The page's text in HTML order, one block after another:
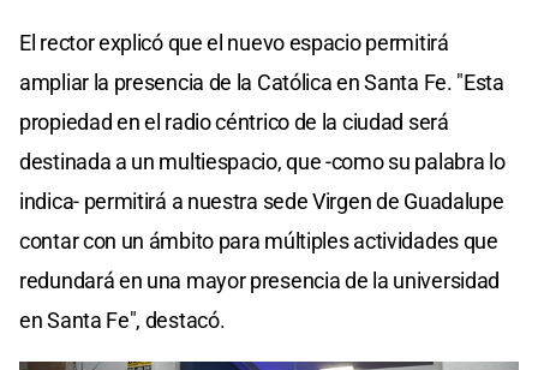
El rector explicó que el nuevo espacio permitirá
ampliar la presencia de la Católica en Santa Fe. "Esta
propiedad en el radio céntrico de la ciudad será
destinada a un multiespacio, que -como su palabra lo
indica- permitirá a nuestra sede Virgen de Guadalupe
contar con un ámbito para múltiples actividades que
redundará en una mayor presencia de la universidad
en Santa Fe", destacó.